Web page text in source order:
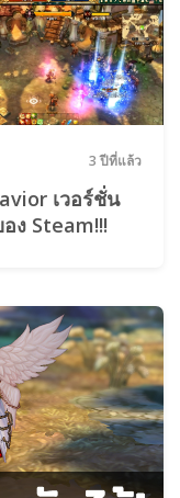
3 ปีที่แล้ว
เวอร์ชั่น
ง Steam!!!